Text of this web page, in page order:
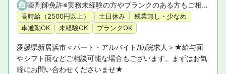
薬剤師免許※実務未経験の方やブランクのある方もご相談ください。
高時給（2500円以上） 土日休み
残業無し・少なめ
車通勤OK
未経験OK ブランクOK
愛媛県新居浜市＜パート・アルバイト/病院求人＞★給与面
やシフト面などご相談可能な場合もございます。まずはお気
軽にお問い合わせくださいませ★